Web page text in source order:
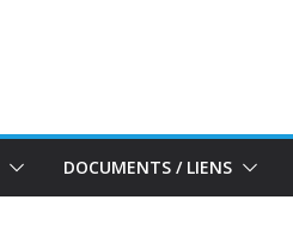
DOCUMENTS / LIENS